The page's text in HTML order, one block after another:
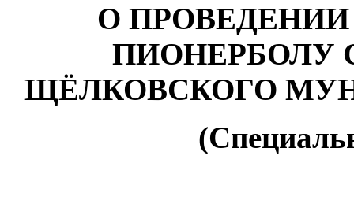
О
ПИОНЕРБОЛУ
ЩЁЛКОВСКОГО